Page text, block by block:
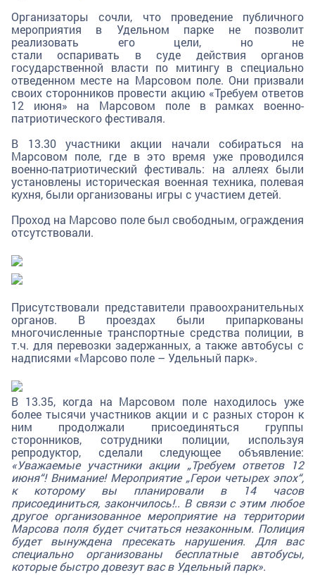
Организаторы сочли, что проведение публичного
мероприятия в Удельном парке не позволит
реализовать его цели, но не
стали оспаривать в суде действия органов
государственной власти по митингу в специально
отведенном месте на Марсовом поле. Они призвали
своих сторонников провести акцию «Требуем ответов
12 июня» на Марсовом поле в рамках военно-
патриотического фестиваля.
В 13.30 участники акции начали собираться на
Марсовом поле, где в это время уже проводился
военно-патриотический фестиваль: на аллеях были
установлены историческая военная техника, полевая
кухня, были организованы игры с участием детей.
Проход на Марсово поле был свободным, ограждения
отсутствовали.
Присутствовали представители правоохранительных
органов. В проездах были припаркованы
многочисленные транспортные средства полиции, в
т.ч. для перевозки задержанных, а также автобусы с
надписями «Марсово поле – Удельный парк».
В 13.35, когда на Марсовом поле находилось уже
более тысячи участников акции и с разных сторон к
ним продолжали присоединяться группы
сторонников, сотрудники полиции, используя
репродуктор, сделали следующее объявление:
«Уважаемые участники акции „Требуем ответов 12
июня“! Внимание! Мероприятие „Герои четырех эпох“,
к которому вы планировали в 14 часов
присоединиться, закончилось!.. В связи с этим любое
другое организованное мероприятие на территории
Марсова поля будет считаться незаконным. Полиция
будет вынуждена пресекать нарушения. Для вас
специально организованы бесплатные автобусы,
которые быстро довезут вас в Удельный парк».